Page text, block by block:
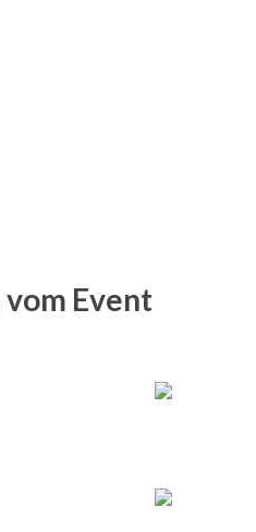
Event